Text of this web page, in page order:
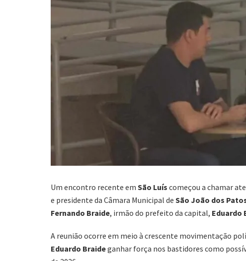
Um encontro recente em São Luís começou a chamar
e presidente da Câmara Municipal de São João dos
Fernando Braide, irmão do prefeito da capital, Eduardo
A reunião ocorre em meio à crescente movimentação
Eduardo Braideganhar força nos bastidores como